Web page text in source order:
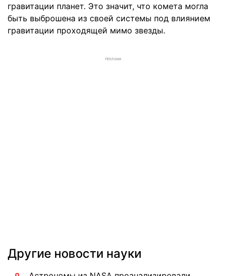
гравитации планет. Это значит, что комета могла
быть выброшена из своей системы под влиянием
гравитации проходящей мимо звезды.
РЕКЛАМА
Другие новости науки